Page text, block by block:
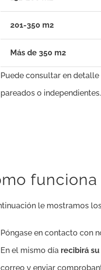
201-350 m2
Más de 350 m2
Puede consultar en
pareados o independientes.
le mostramos
Póngase en contacto con
En el mismo día recibirá
correo y enviar